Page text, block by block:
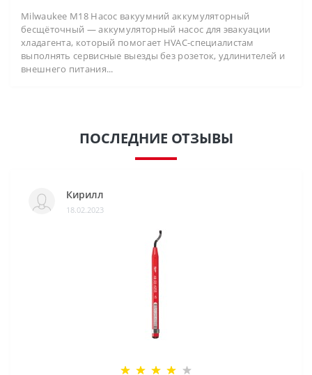
Milwaukee M18 Насос вакуумний аккумуляторный
бесщёточный — аккумуляторный насос для эвакуации
хладагента, который помогает HVAC-специалистам
выполнять сервисные выезды без розеток, удлинителей и
внешнего питания...
ПОСЛЕДНИЕ ОТЗЫВЫ
Кирилл
18.02.2023